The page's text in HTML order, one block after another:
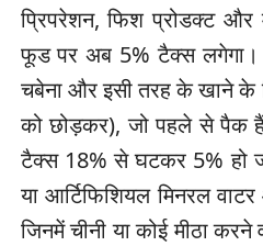
प्रिपरेशन, फिश प्रोडक्ट और
फूड पर अब 5% टैक्स लगेगा।
चबेना और इसी तरह के खाने के
को छोड़कर), जो पहले से पैक
टैक्स 18% से घटकर 5% हो
या आर्टिफिशियल मिनरल
जिनमें चीनी या कोई मीठा करने